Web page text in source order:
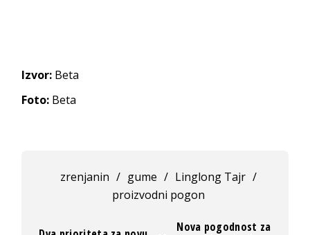
Izvor: Beta
Foto: Beta
zrenjanin / gume / Linglong Tajr /
proizvodni pogon
Nova pogodnost za